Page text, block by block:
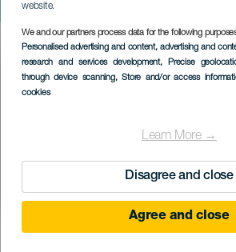
website.
We and our partners process data for the following
Personalised advertising and content, advertising and
research and services development, Precise
through device scanning, Store and/or access
cookies
Learn More →
Disagree and close
Agree and close
primavera do sul
Imagen
Listado